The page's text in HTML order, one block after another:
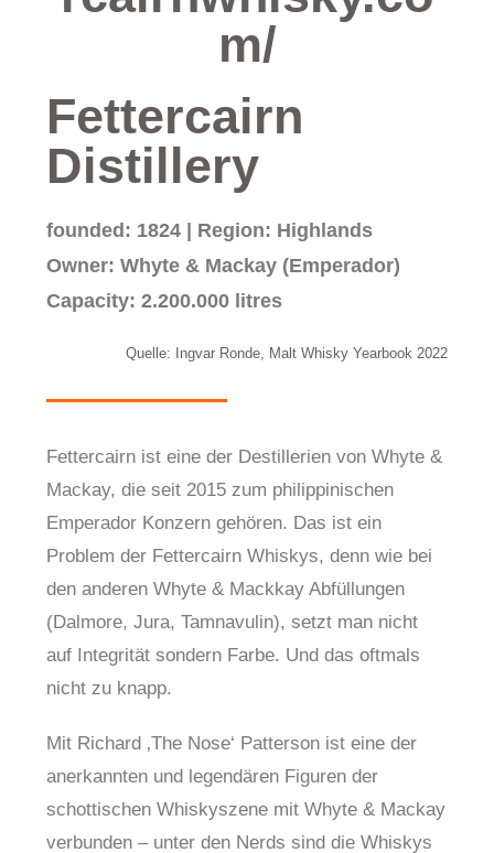
m/
Fettercairn
Distillery
founded: 1824 | Region: Highlands
Owner: Whyte & Mackay (Emperador)
Capacity: 2.200.000 litres
Quelle: Ingvar Ronde, Malt Whisky Yearbook 2022
Fettercairn ist eine der Destillerien von Whyte &
Mackay, die seit 2015 zum philippinischen
Emperador Konzern gehören. Das ist ein
Problem der Fettercairn Whiskys, denn wie bei
den anderen Whyte & Mackkay Abfüllungen
(Dalmore, Jura, Tamnavulin), setzt man nicht
auf Integrität sondern Farbe. Und das oftmals
nicht zu knapp.
Mit Richard ‚The Nose‘ Patterson ist eine der
anerkannten und legendären Figuren der
schottischen Whiskyszene mit Whyte & Mackay
verbunden – unter den Nerds sind die Whiskys